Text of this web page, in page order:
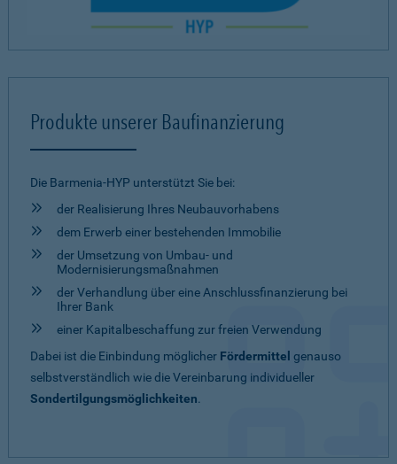
Produkte unserer Baufinanzierung
Die Barmenia-HYP unterstützt Sie bei:
der Realisierung Ihres Neubauvorhabens
dem Erwerb einer bestehenden Immobilie
der Umsetzung von Umbau- und
Modernisierungsmaßnahmen
der Verhandlung über eine Anschlussfinanzierung bei
Ihrer Bank
einer Kapitalbeschaffung zur freien Verwendung
Dabei ist die Einbindung möglicher Fördermittel genauso
selbstverständlich wie die Vereinbarung individueller
Sondertilgungsmöglichkeiten.